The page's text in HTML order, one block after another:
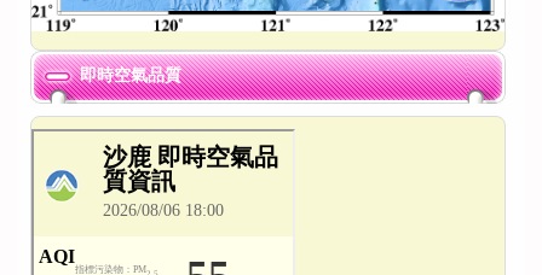
即時空氣品質